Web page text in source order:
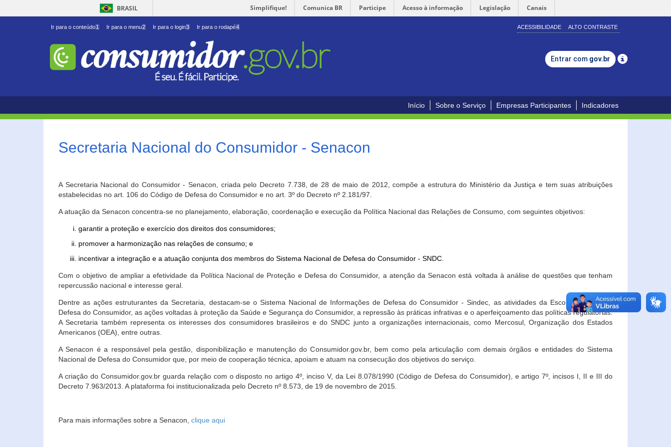
BRASIL Simplifique! Comunica BR Participe Acesso à informação Legislação Canais
Ir para o conteúdo1 Ir para o menu2 Ir para o login3 Ir para o rodapé4 ACESSIBILIDADE ALTO CONTRASTE
Entrar com gov.br
Início Sobre o Serviço Empresas Participantes Indicadores
Secretaria Nacional do Consumidor - Senacon
A Secretaria Nacional do Consumidor - Senacon, criada pelo Decreto 7.738, de 28 de maio de 2012, compõe a estrutura do Ministério da Justiça e tem suas atribuições
estabelecidas no art. 106 do Código de Defesa do Consumidor e no art. 3º do Decreto nº 2.181/97.
A atuação da Senacon concentra-se no planejamento, elaboração, coordenação e execução da Política Nacional das Relações de Consumo, com seguintes objetivos:
garantir a proteção e exercício dos direitos dos consumidores;
promover a harmonização nas relações de consumo; e
incentivar a integração e a atuação conjunta dos membros do Sistema Nacional de Defesa do Consumidor - SNDC.
Com o objetivo de ampliar a efetividade da Política Nacional de Proteção e Defesa do Consumidor, a atenção da Senacon está voltada à análise de questões que tenham
repercussão nacional e interesse geral.
Dentre as ações estruturantes da Secretaria, destacam-se o Sistema Nacional de Informações de Defesa do Consumidor - Sindec, as atividades da Escola Nacional de
Defesa do Consumidor, as ações voltadas à proteção da Saúde e Segurança do Consumidor, a repressão às práticas infrativas e o aperfeiçoamento das políticas regulatórias.
A Secretaria também representa os interesses dos consumidores brasileiros e do SNDC junto a organizações internacionais, como Mercosul, Organização dos Estados
Americanos (OEA), entre outras.
A Senacon é a responsável pela gestão, disponibilização e manutenção do Consumidor.gov.br, bem como pela articulação com demais órgãos e entidades do Sistema
Nacional de Defesa do Consumidor que, por meio de cooperação técnica, apoiam e atuam na consecução dos objetivos do serviço.
A criação do Consumidor.gov.br guarda relação com o disposto no artigo 4º, inciso V, da Lei 8.078/1990 (Código de Defesa do Consumidor), e artigo 7º, incisos I, II e III do
Decreto 7.963/2013. A plataforma foi institucionalizada pelo Decreto nº 8.573, de 19 de novembro de 2015.
Para mais informações sobre a Senacon, clique aqui